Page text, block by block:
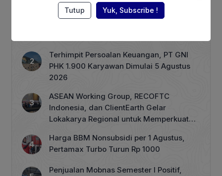
Berita Terpopuler
Terhimpit Persoalan Keuangan, PT GNI
PHK 1.900 Karyawan Dimulai 5 Agustus
2026
ASEAN Working Group, RECOFTC
Indonesia, dan ClientEarth Gelar
Lokakarya Regional untuk Memperkuat
Harga BBM Nonsubsidi per 1 Agustus,
Pertamax Turbo Turun Rp 1000
Penjualan Mobnas Semester I Positif,
Tutup Yuk, Subscribe !